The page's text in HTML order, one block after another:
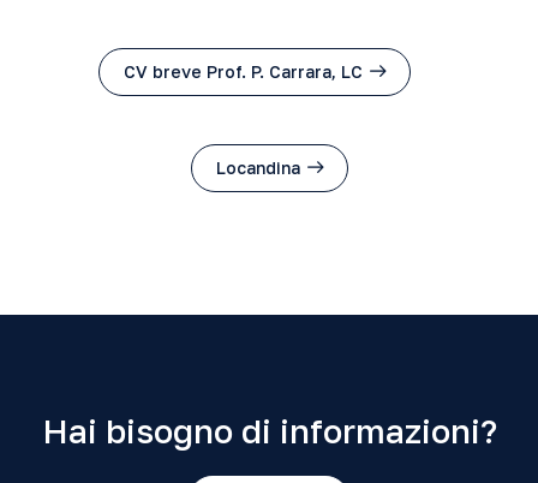
CV breve Prof. P. Carrara, LC
Locandina
Hai bisogno di informazioni?